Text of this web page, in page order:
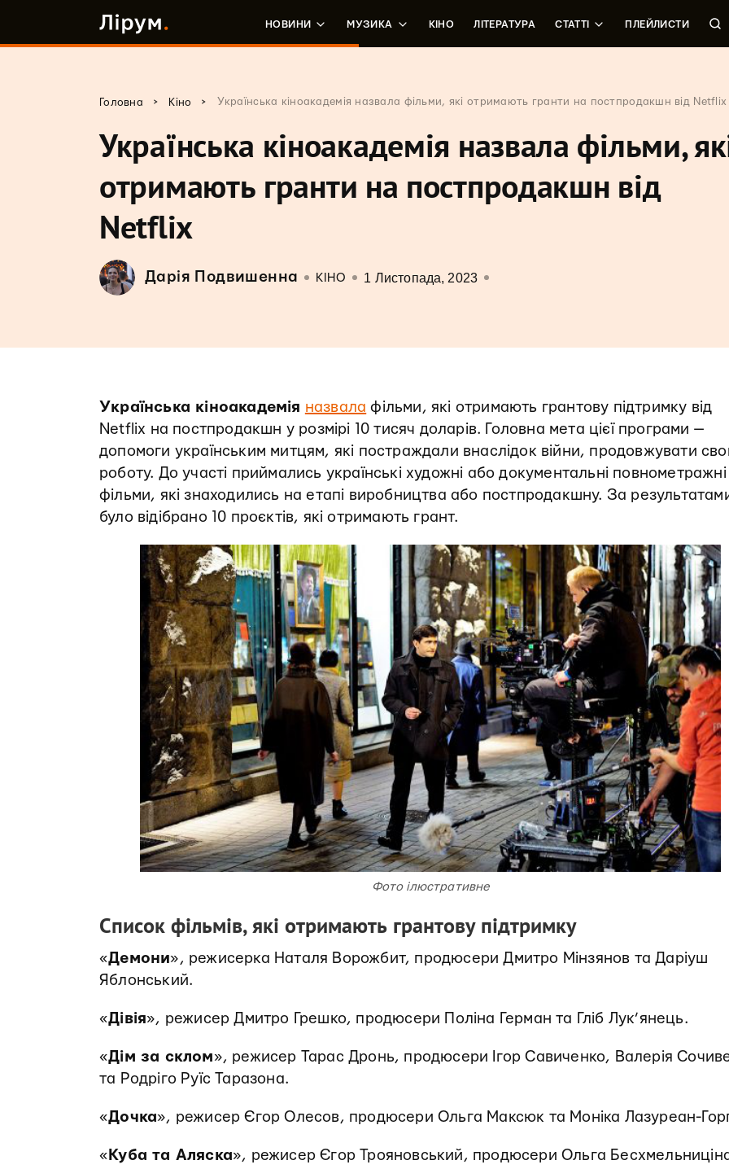
НОВИНИ МУЗИКА КІНО ЛІТЕРАТУРА СТАТТІ ПЛЕЙЛИСТИ
Головна > Кіно > Українська кіноакадемія назвала фільми, які отримають гранти на постпродакшн від Netflix
Українська кіноакадемія назвала фільми,
отримають гранти на постпродакшн від
Netflix
Дарія Подвишенна КІНО 1 Листопада, 2023
Українська кіноакадемія назвала фільми, які отримають грантову підтримку від
Netflix на постпродакшн у розмірі 10 тисяч доларів. Головна мета цієї програми —
допомоги українським митцям, які постраждали внаслідок війни, продовжувати
роботу. До участі приймались українські художні або документальні повнометражні
фільми, які знаходились на етапі виробництва або постпродакшну. За
було відібрано 10 проєктів, які отримають грант.
Фото ілюстративне
Список фільмів, які отримають грантову підтримку
«Демони», режисерка Наталя Ворожбит, продюсери Дмитро Мінзянов та Даріуш
Яблонський.
«Дівія», режисер Дмитро Грешко, продюсери Поліна Герман та Гліб Лук’янець.
«Дім за склом», режисер Тарас Дронь, продюсери Ігор Савиченко, Валерія
та Родріго Руїс Таразона.
«Дочка», режисер Єгор Олесов, продюсери Ольга Максюк та Моніка Лазуреан-
« Куба та Аляска», режисер Єгор Трояновський, продюсери Ольга